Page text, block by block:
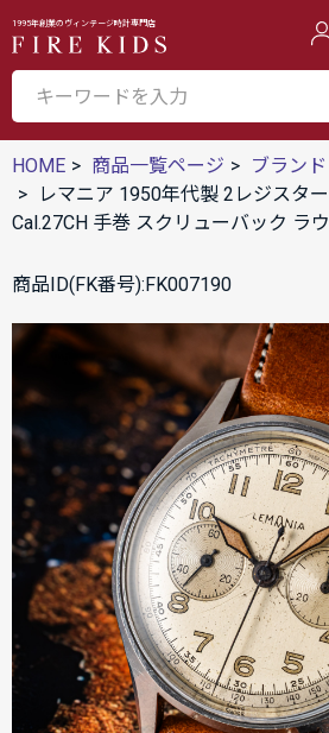
1995年創業のヴィンテージ時計専門店
HOME 商品一覧ページ ブランド
レマニア 1950年代製 2レジスタ
Cal.27CH 手巻 スクリューバック ラ
商品ID(FK番号):FK007190